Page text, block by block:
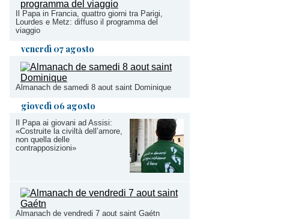
Il Papa in Francia, quattro giorni tra Parigi,
Lourdes e Metz: diffuso il programma del
viaggio
venerdì 07 agosto
Almanach de samedi 8 aout saint Dominique
giovedì 06 agosto
Il Papa ai giovani ad Assisi:
«Costruite la civiltà dell’amore,
non quella delle
contrapposizioni»
Almanach de vendredi 7 aout saint Gaétn